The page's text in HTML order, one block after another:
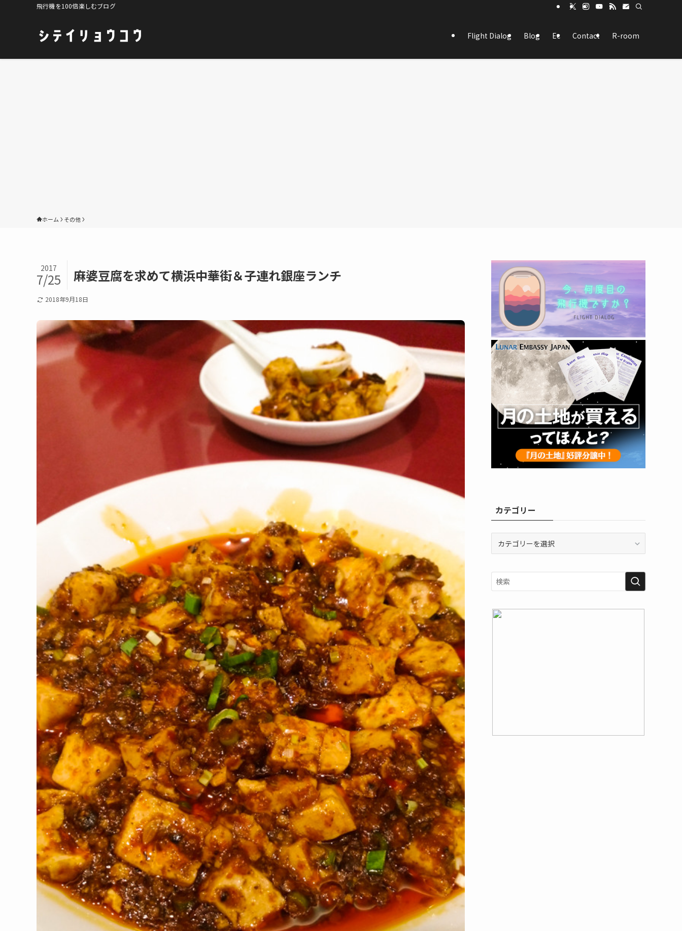
飛行機を100倍楽しむブログ
Flight Dialog Blog Ec Contact R-room
ホーム その他
麻婆豆腐を求めて横浜中華街＆子連れ銀座ランチ
2017
7/25
2018年9月18日
カテゴリー
リ
ー